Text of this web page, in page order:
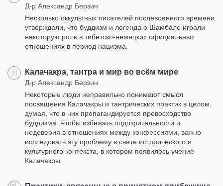
Д-р Александр Берзин
Несколько оккультных писателей послевоенного времени
утверждали, что буддизм и легенда о Шамбале играли
некоторую роль в тибетско-немецких официальных
отношениях в период нацизма.
Калачакра, тантра и мир во всём мире
Д-р Александр Берзин
Некоторые люди неправильно понимают смысл
посвящения Калачакры и тантрических практик в целом,
думая, что в них пропагандируется превосходство
буддизма. Чтобы избежать подозрительности и
недоверия в отношениях между конфессиями, важно
исследовать эту проблему в свете исторического и
культурного контекста, в котором появилось учение
Калачакры.